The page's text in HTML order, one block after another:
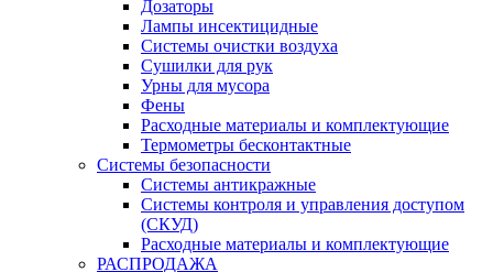
Дозаторы
Лампы инсектицидные
Системы очистки воздуха
Сушилки для рук
Урны для мусора
Фены
Расходные материалы и комплектующие
Термометры бесконтактные
Системы безопасности
Системы антикражные
Системы контроля и управления доступом
(СКУД)
Расходные материалы и комплектующие
РАСПРОДАЖА